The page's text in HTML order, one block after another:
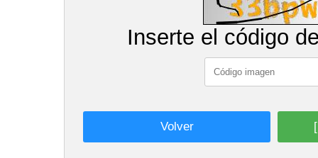
Inserte el código
Volver